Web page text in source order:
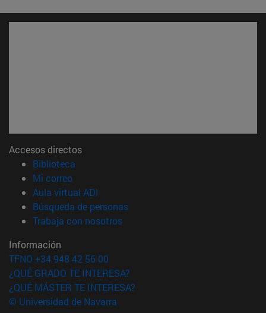
Accesos directos
Biblioteca
Mi correo(abre en nueva ventana)
Aula virtual ADI
Búsqueda de personas(abre en nueva ventana)
Trabaja con nosotros(abre en nueva ventana)
Información
TFNO +34 948 42 56 00
¿QUÉ GRADO TE INTERESA?
¿QUÉ MÁSTER TE INTERESA?
© Universidad de Navarra